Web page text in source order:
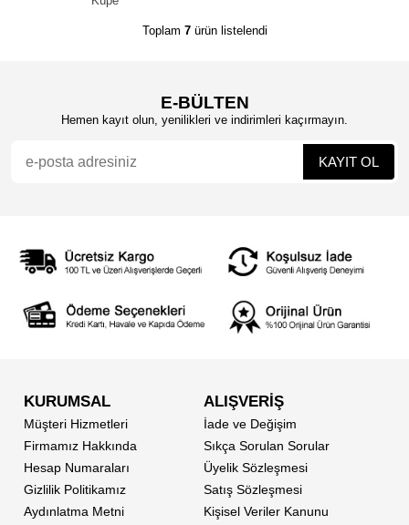
Toplam 7ürün listelendi
E-BÜLTEN
Hemen kayıt olun, yenilikleri ve indirimleri kaçırmayın.
KURUMSAL
Müşteri Hizmetleri
Firmamız Hakkında
Hesap Numaraları
Gizlilik Politikamız
Aydınlatma Metni
ALIŞVERİŞ
İade ve Değişim
Sıkça Sorulan Sorular
Üyelik Sözleşmesi
Satış Sözleşmesi
Kişisel Veriler Kanunu